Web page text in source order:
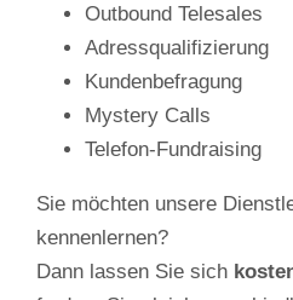
Outbound Telesales
Adressqualifizierung
Kundenbefragung
Mystery Calls
Telefon-Fundraising
Sie möchten unsere
kennenlernen?
Dann lassen Sie sich